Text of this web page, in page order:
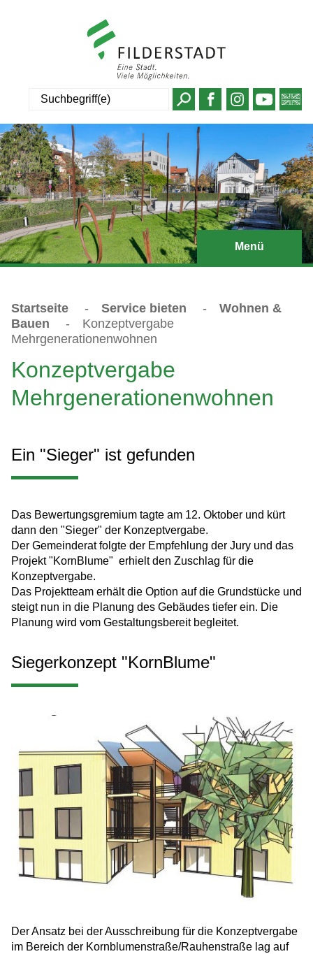
Menü
Startseite - Service bieten -
Wohnen &
Bauen
-
Konzeptvergabe
Mehrgenerationenwohnen
Konzeptvergabe
Mehrgenerationenwohnen
Ein "Sieger" ist gefunden
Das Bewertungsgremium tagte am 12. Oktober und kürt
dann den "Sieger" der Konzeptvergabe.
Der Gemeinderat folgte der Empfehlung der Jury und das
Projekt "KornBlume" erhielt den Zuschlag für die
Konzeptvergabe.
Das Projektteam erhält die Option auf die Grundstücke und
steigt nun in die Planung des Gebäudes tiefer ein. Die
Planung wird vom Gestaltungsbereit begleitet.
Siegerkonzept "KornBlume"
Der Ansatz bei der Ausschreibung für die Konzeptvergabe
im Bereich der Kornblumenstraße/Rauhenstraße lag auf